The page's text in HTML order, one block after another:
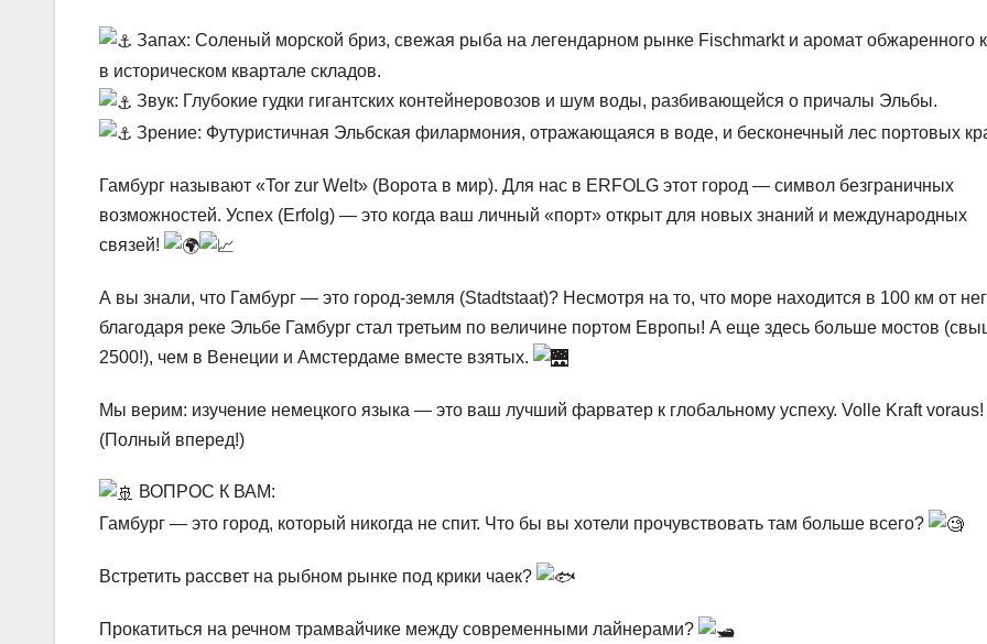
Запах: Соленый морской бриз, свежая рыба на легендарном рынке Fischmarkt и аромат обжаренного
в историческом квартале складов.
Звук: Глубокие гудки гигантских контейнеровозов и шум воды, разбивающейся о причалы Эльбы.
Зрение: Футуристичная Эльбская филармония, отражающаяся в воде, и бесконечный лес портовых
Гамбург называют «Tor zur Welt» (Ворота в мир). Для нас в ERFOLG этот город — символ безграничных
возможностей. Успех (Erfolg) — это когда ваш личный «порт» открыт для новых знаний и международных
связей!
А вы знали, что Гамбург — это город-земля (Stadtstaat)? Несмотря на то, что море находится в 100 км от
благодаря реке Эльбе Гамбург стал третьим по величине портом Европы! А еще здесь больше мостов
2500!), чем в Венеции и Амстердаме вместе взятых.
Мы верим: изучение немецкого языка — это ваш лучший фарватер к глобальному успеху. Volle Kraft voraus!
(Полный вперед!)
ВОПРОС К ВАМ:
Гамбург — это город, который никогда не спит. Что бы вы хотели прочувствовать там больше всего?
Встретить рассвет на рыбном рынке под крики чаек?
Прокатиться на речном трамвайчике между современными лайнерами?